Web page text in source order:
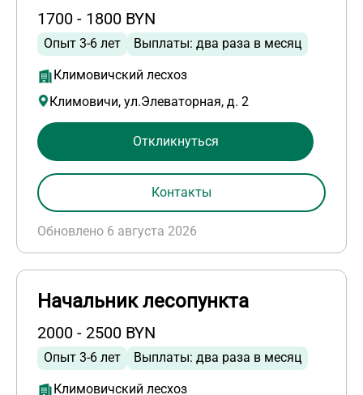
1700 - 1800 BYN
Опыт 3-6 лет Выплаты: два раза в месяц
Климовичский лесхоз
Климовичи, ул.Элеваторная, д. 2
Обновлено 6 августа 2026
Откликнуться
Контакты
Начальник лесопункта
2000 - 2500 BYN
Опыт 3-6 лет Выплаты: два раза в месяц
Климовичский лесхоз